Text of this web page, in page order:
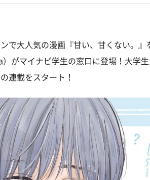
で大人気の漫画『甘い、甘くない。』
）がマイナビ学生の窓口に登場！大学
連載をスタート！